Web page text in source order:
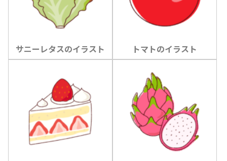
サニーレタスのイラスト トマトのイラスト